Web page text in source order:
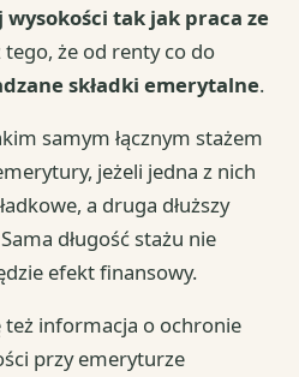
wysokości tak jak praca ze
tego, że od renty co do
składki emerytalne.
samym łącznym stażem
jeżeli jedna z nich
a druga dłuższy
długość stażu nie
efekt finansowy.
też informacja o ochronie
przy emeryturze